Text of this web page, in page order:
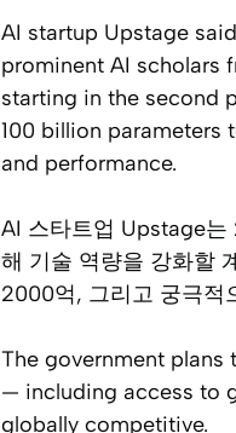
AI startup Upstage
prominent AI scholars
starting in the second
100 billion parameters
and performance.
AI 스타트업 Upstage는
해 기술 역량을 강화할
2000억, 그리고 궁극적
The government
— including access to
globally competitive.